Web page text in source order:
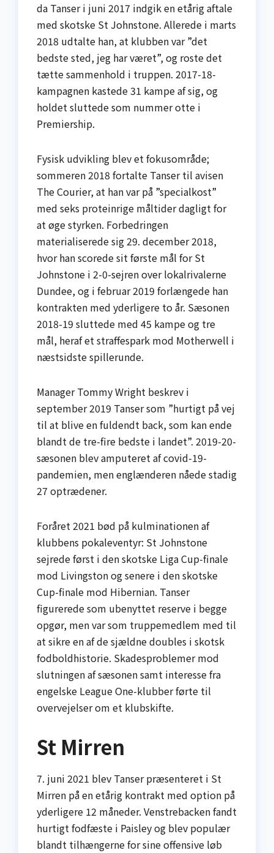
da Tanser i juni 2017 indgik en etårig aftale
med skotske St Johnstone. Allerede i marts
2018 udtalte han, at klubben var ”det
bedste sted, jeg har været”, og roste det
tætte sammenhold i truppen. 2017-18-
kampagnen kastede 31 kampe af sig, og
holdet sluttede som nummer otte i
Premiership.
Fysisk udvikling blev et fokusområde;
sommeren 2018 fortalte Tanser til avisen
The Courier, at han var på ”specialkost”
med seks proteinrige måltider dagligt for
at øge styrken. Forbedringen
materialiserede sig 29. december 2018,
hvor han scorede sit første mål for St
Johnstone i 2-0-sejren over lokalrivalerne
Dundee, og i februar 2019 forlængede han
kontrakten med yderligere to år. Sæsonen
2018-19 sluttede med 45 kampe og tre
mål, heraf et straffespark mod Motherwell i
næstsidste spillerunde.
Manager Tommy Wright beskrev i
september 2019 Tanser som ”hurtigt på vej
til at blive en fuldendt back, som kan ende
blandt de tre-fire bedste i landet”. 2019-20-
sæsonen blev amputeret af covid-19-
pandemien, men englænderen nåede stadig
27 optrædener.
Foråret 2021 bød på kulminationen af
klubbens pokaleventyr: St Johnstone
sejrede først i den skotske Liga Cup-finale
mod Livingston og senere i den skotske
Cup-finale mod Hibernian. Tanser
figurerede som ubenyttet reserve i begge
opgør, men var som truppemedlem med til
at sikre en af de sjældne doubles i skotsk
fodboldhistorie. Skadesproblemer mod
slutningen af sæsonen samt interesse fra
engelske League One-klubber førte til
overvejelser om et klubskifte.
St Mirren
7. juni 2021 blev Tanser præsenteret i St
Mirren på en etårig kontrakt med option på
yderligere 12 måneder. Venstrebacken fandt
hurtigt fodfæste i Paisley og blev populær
blandt tilhængerne for sine offensive løb